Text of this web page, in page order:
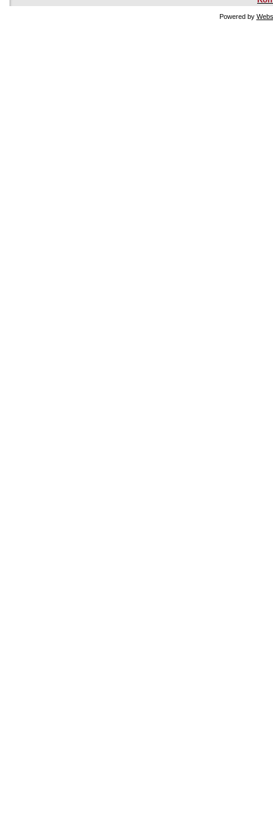
Powered by